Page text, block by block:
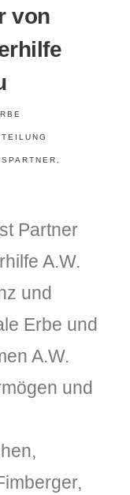
von
Partner
A.W.
und
Erbe und
A.W.
und